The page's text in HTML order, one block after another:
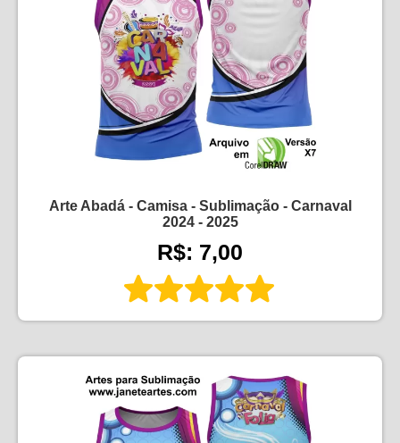
Arte Abadá - Camisa - Sublimação - Carnaval
2024 - 2025
R$: 7,00